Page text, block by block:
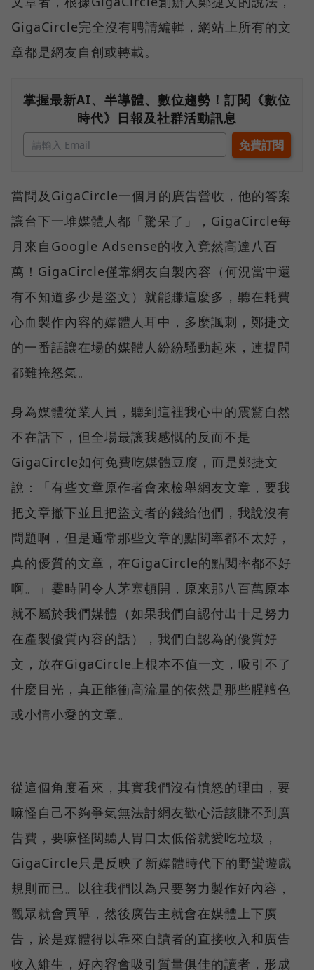
GigaCircle完全沒有聘請編輯，網站上所有的文
章都是網友自創或轉載。
掌握最新AI、半導體、數位趨勢！訂閱《數位
時代》日報及社群活動訊息
當問及GigaCircle一個月的廣告營收，他的答案
讓台下一堆媒體人都「驚呆了」，GigaCircle每
月來自Google Adsense的收入竟然高達八百
萬！GigaCircle僅靠網友自製內容（何況當中還
有不知道多少是盜文）就能賺這麼多，聽在耗費
心血製作內容的媒體人耳中，多麼諷刺，鄭捷文
的一番話讓在場的媒體人紛紛騷動起來，連提問
都難掩怒氣。
身為媒體從業人員，聽到這裡我心中的震驚自然
不在話下，但全場最讓我感慨的反而不是
GigaCircle如何免費吃媒體豆腐，而是鄭捷文
說：「有些文章原作者會來檢舉網友文章，要我
把文章撤下並且把盜文者的錢給他們，我說沒有
問題啊，但是通常那些文章的點閱率都不太好，
真的優質的文章，在GigaCircle的點閱率都不好
啊。」霎時間令人茅塞頓開，原來那八百萬原本
就不屬於我們媒體（如果我們自認付出十足努力
在產製優質內容的話），我們自認為的優質好
文，放在GigaCircle上根本不值一文，吸引不了
什麼目光，真正能衝高流量的依然是那些腥羶色
或小情小愛的文章。
從這個角度看來，其實我們沒有憤怒的理由，要
嘛怪自己不夠爭氣無法討網友歡心活該賺不到廣
告費，要嘛怪閱聽人胃口太低俗就愛吃垃圾，
GigaCircle只是反映了新媒體時代下的野蠻遊戲
規則而已。以往我們以為只要努力製作好內容，
觀眾就會買單，然後廣告主就會在媒體上下廣
告，於是媒體得以靠來自讀者的直接收入和廣告
收入維生，好內容會吸引質量俱佳的讀者，形成